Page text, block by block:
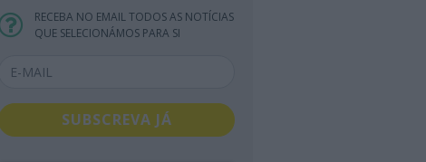
RECEBA NO EMAIL TODOS AS NOTÍCIAS
QUE SELECIONÁMOS PARA SI
SUBSCREVA JÁ